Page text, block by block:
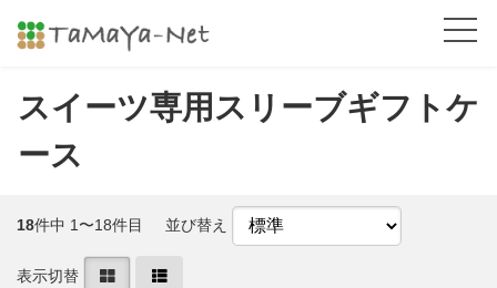
スイーツ専用スリーブギフトケ
ース
18件中 1〜18件目 並び替え
表示切替